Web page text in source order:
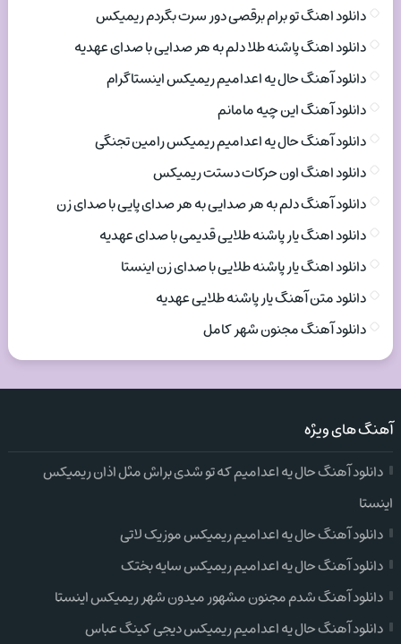
دانلود اهنگ تو برام برقصی دور سرت بگردم ریمیکس
دانلود اهنگ پاشنه طلا دلم به هر صدایی با صدای عهدیه
دانلود آهنگ حال یه اعدامیم ریمیکس اینستاگرام
دانلود آهنگ این چیه مامانم
دانلود آهنگ حال یه اعدامیم ریمیکس رامین تجنگی
دانلود اهنگ اون حرکات دستت ریمیکس
دانلود آهنگ دلم به هر صدایی به هر صدای پایی با صدای زن
دانلود اهنگ یار پاشنه طلایی قدیمی با صدای عهدیه
دانلود اهنگ یار پاشنه طلایی با صدای زن اینستا
دانلود متن آهنگ یار پاشنه طلایی عهدیه
دانلود آهنگ مجنون شهر کامل
آهنگ های ویژه
دانلود آهنگ حال یه اعدامیم که تو شدی براش مثل اذان ریمیکس
اینستا
دانلود آهنگ حال یه اعدامیم ریمیکس موزیک لاتی
دانلود آهنگ حال یه اعدامیم ریمیکس سایه بختک
دانلود آهنگ شدم مجنون مشهور میدون شهر ریمیکس اینستا
دانلود آهنگ حال یه اعدامیم ریمیکس دیجی کینگ عباس